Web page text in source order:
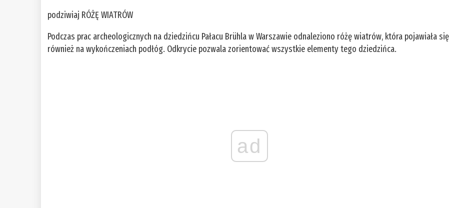
podziwiaj RÓŻĘ WIATRÓW
Podczas prac archeologicznych na dziedzińcu Pałacu Brühla w Warszawie odnaleziono różę wiatrów, która pojawiała się
również na wykończeniach podłóg. Odkrycie pozwala zorientować wszystkie elementy tego dziedzińca.
ad